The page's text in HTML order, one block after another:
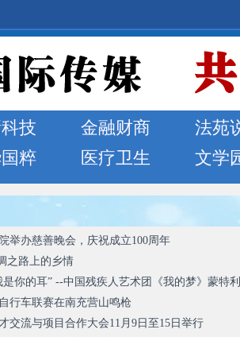
技 金融财商 法苑
粹 医疗卫生 文学
举办慈善晚会，庆祝成立100周年
之路上的乡情
是你的耳” --中国残疾人艺术团《我的梦》蒙特
行车联赛在南充营山鸣枪
交流与项目合作大会11月9日至15日举行